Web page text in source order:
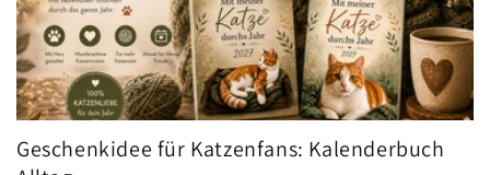
Geschenkidee für Katzenfans: Kalenderbuch